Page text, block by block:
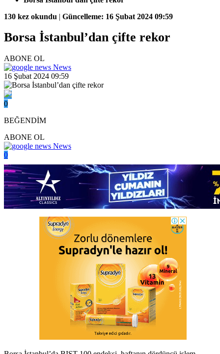
130 kez okundu | Güncelleme: 16 Şubat 2024 09:59
Borsa İstanbul’dan çifte rekor
ABONE OL
News
16 Şubat 2024 09:59
0
BEĞENDİM
ABONE OL
News
0